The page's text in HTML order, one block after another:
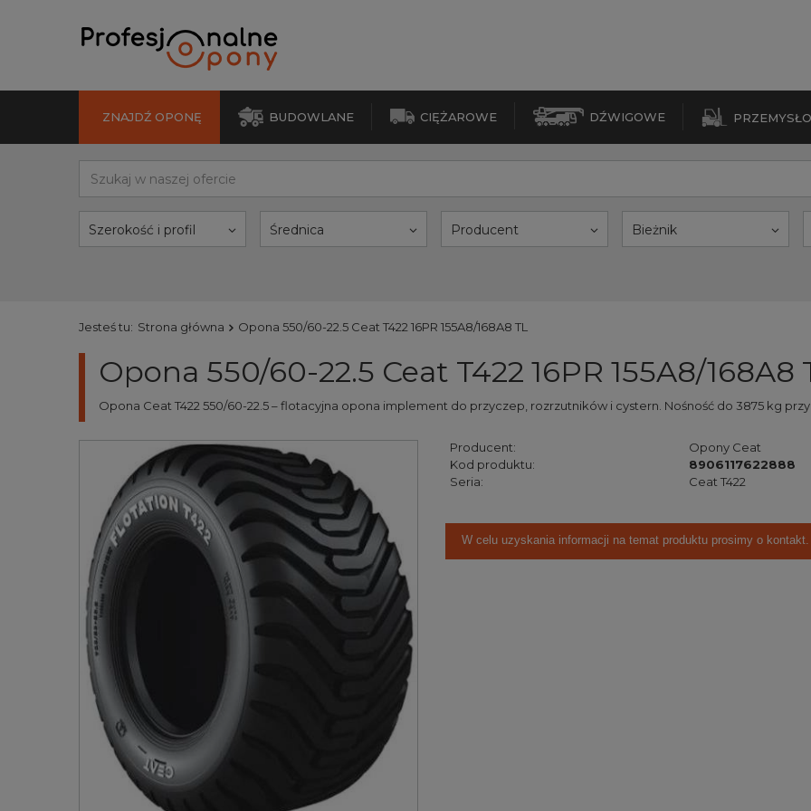
ZNAJDŹ OPONĘ BUDOWLANE CIĘŻAROWE DŹWIGOWE
Szerokość i profil Średnica Producent Bieżnik
Jesteś tu: Strona główna Opona 550/60-22.5 Ceat T422 16PR 155A8/168A8 TL
Opona 550/60-22.5 Ceat T422 16PR 155A8/168A8
Opona Ceat T422 550/60-22.5 – flotacyjna opona implement do przyczep, rozrzutników i cystern. Nośność do 3875 kg przy
Producent:
Opony Ceat
Kod produktu:
8906117622888
Seria:
Ceat T422
W celu uzyskania informacji na temat produktu prosimy o kontakt.